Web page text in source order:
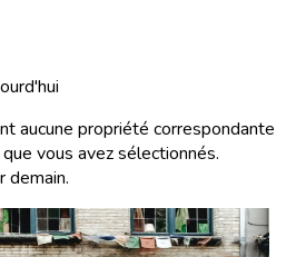
aucune propriété correspondante
vous avez sélectionnés.
demain.